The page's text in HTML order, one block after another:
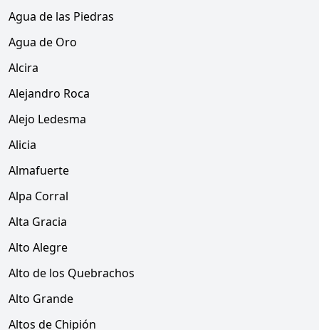
Agua de las Piedras
Agua de Oro
Alcira
Alejandro Roca
Alejo Ledesma
Alicia
Almafuerte
Alpa Corral
Alta Gracia
Alto Alegre
Alto de los Quebrachos
Alto Grande
Altos de Chipión